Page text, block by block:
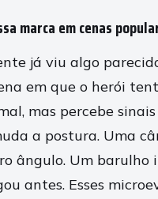
marca em cenas
já viu algo
em que o herói
mas percebe
a postura. Uma
ângulo. Um barulho
antes. Esses